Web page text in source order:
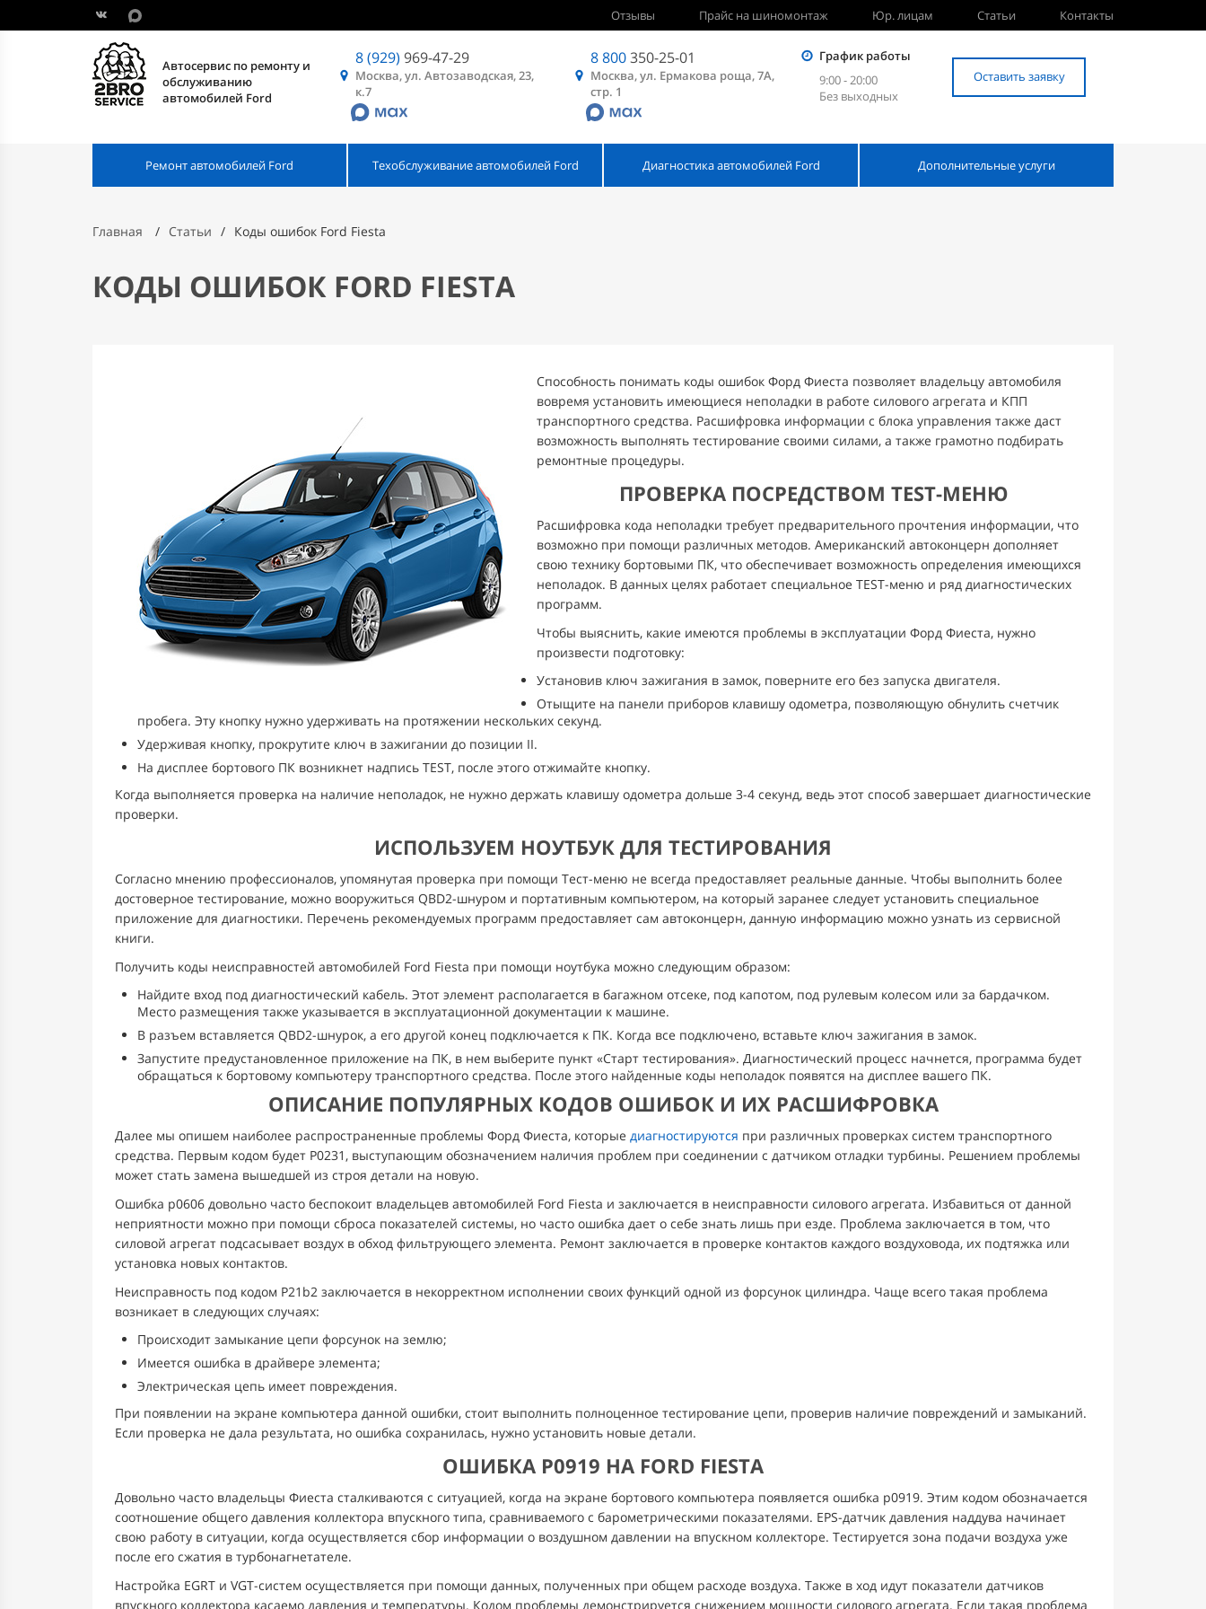
Отзывы Прайс на шиномонтаж Юр. лицам Статьи Контакты
Автосервис по ремонту и
обслуживанию
автомобилей Ford
8 (929) 969-47-29
Москва, ул. Автозаводская, 23,
к.7
8 800350-25-01
Москва, ул. Ермакова роща, 7А,
стр. 1
График работы
9:00 - 20:00
Без выходных
Оставить заявку
Ремонт автомобилей Ford Техобслуживание автомобилей Ford Диагностика автомобилей Ford Дополнительные услуги
Главная Статьи Коды ошибок Ford Fiesta
КОДЫ ОШИБОК FORD FIESTA
Способность понимать коды ошибок Форд Фиеста позволяет владельцу автомобиля
вовремя установить имеющиеся неполадки в работе силового агрегата и КПП
транспортного средства. Расшифровка информации с блока управления также даст
возможность выполнять тестирование своими силами, а также грамотно подбирать
ремонтные процедуры.
ПРОВЕРКА ПОСРЕДСТВОМ TEST-МЕНЮ
Расшифровка кода неполадки требует предварительного прочтения информации, что
возможно при помощи различных методов. Американский автоконцерн дополняет
свою технику бортовыми ПК, что обеспечивает возможность определения имеющихся
неполадок. В данных целях работает специальное TEST-меню и ряд диагностических
программ.
Чтобы выяснить, какие имеются проблемы в эксплуатации Форд Фиеста, нужно
произвести подготовку:
Установив ключ зажигания в замок, поверните его без запуска двигателя.
Отыщите на панели приборов клавишу одометра, позволяющую обнулить счетчик
пробега. Эту кнопку нужно удерживать на протяжении нескольких секунд.
Удерживая кнопку, прокрутите ключ в зажигании до позиции II.
На дисплее бортового ПК возникнет надпись TEST, после этого отжимайте кнопку.
Когда выполняется проверка на наличие неполадок, не нужно держать клавишу одометра дольше 3-4 секунд, ведь этот способ завершает диагностические
проверки.
ИСПОЛЬЗУЕМ НОУТБУК ДЛЯ ТЕСТИРОВАНИЯ
Согласно мнению профессионалов, упомянутая проверка при помощи Тест-меню не всегда предоставляет реальные данные. Чтобы выполнить более
достоверное тестирование, можно вооружиться QBD2-шнуром и портативным компьютером, на который заранее следует установить специальное
приложение для диагностики. Перечень рекомендуемых программ предоставляет сам автоконцерн, данную информацию можно узнать из сервисной
книги.
Получить коды неисправностей автомобилей Ford Fiesta при помощи ноутбука можно следующим образом:
Найдите вход под диагностический кабель. Этот элемент располагается в багажном отсеке, под капотом, под рулевым колесом или за бардачком.
Место размещения также указывается в эксплуатационной документации к машине.
В разъем вставляется QBD2-шнурок, а его другой конец подключается к ПК. Когда все подключено, вставьте ключ зажигания в замок.
Запустите предустановленное приложение на ПК, в нем выберите пункт «Старт тестирования». Диагностический процесс начнется, программа будет
обращаться к бортовому компьютеру транспортного средства. После этого найденные коды неполадок появятся на дисплее вашего ПК.
ОПИСАНИЕ ПОПУЛЯРНЫХ КОДОВ ОШИБОК И ИХ РАСШИФРОВКА
Далее мы опишем наиболее распространенные проблемы Форд Фиеста, которые диагностируются при различных проверках систем транспортного
средства. Первым кодом будет P0231, выступающим обозначением наличия проблем при соединении с датчиком отладки турбины. Решением проблемы
может стать замена вышедшей из строя детали на новую.
Ошибка p0606 довольно часто беспокоит владельцев автомобилей Ford Fiesta и заключается в неисправности силового агрегата. Избавиться от данной
неприятности можно при помощи сброса показателей системы, но часто ошибка дает о себе знать лишь при езде. Проблема заключается в том, что
силовой агрегат подсасывает воздух в обход фильтрующего элемента. Ремонт заключается в проверке контактов каждого воздуховода, их подтяжка или
установка новых контактов.
Неисправность под кодом P21b2 заключается в некорректном исполнении своих функций одной из форсунок цилиндра. Чаще всего такая проблема
возникает в следующих случаях:
Происходит замыкание цепи форсунок на землю;
Имеется ошибка в драйвере элемента;
Электрическая цепь имеет повреждения.
При появлении на экране компьютера данной ошибки, стоит выполнить полноценное тестирование цепи, проверив наличие повреждений и замыканий.
Если проверка не дала результата, но ошибка сохранилась, нужно установить новые детали.
ОШИБКА P0919 НА FORD FIESTA
Довольно часто владельцы Фиеста сталкиваются с ситуацией, когда на экране бортового компьютера появляется ошибка p0919. Этим кодом обозначается
соотношение общего давления коллектора впускного типа, сравниваемого с барометрическими показателями. EPS-датчик давления наддува начинает
свою работу в ситуации, когда осуществляется сбор информации о воздушном давлении на впускном коллекторе. Тестируется зона подачи воздуха уже
после его сжатия в турбонагнетателе.
Настройка EGRT и VGT-систем осуществляется при помощи данных, полученных при общем расходе воздуха. Также в ход идут показатели датчиков
впускного коллектора касаемо давления и температуры. Кодом проблемы демонстрируется снижением мощности силового агрегата. Если такая проблема